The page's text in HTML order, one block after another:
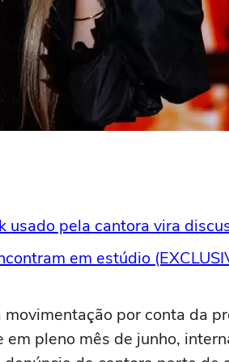
usado pela cantora vira
em estúdio
por conta da
pleno mês de junho,